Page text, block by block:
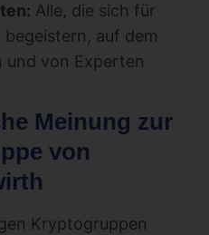
Alle, die sich für
auf dem
und von Experten
Meinung zur
von
Kryptogruppen